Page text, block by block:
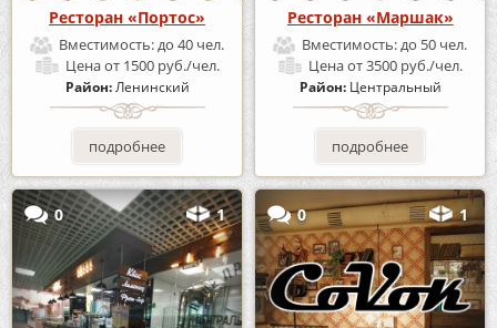
Ресторан «Портос»
Вместимость:до 40 чел.
Ценаот 1500 руб./чел.
Район:Ленинский
подробнее
Ресторан «Маршак»
Вместимость:до 50 чел.
Ценаот 3500 руб./чел.
Район: Центральный
подробнее
0 1 0 1